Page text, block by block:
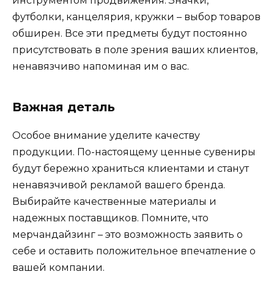
футболки, канцелярия, кружки – выбор товаров
обширен. Все эти предметы будут постоянно
присутствовать в поле зрения ваших клиентов,
ненавязчиво напоминая им о вас.
Важная деталь
Особое внимание уделите качеству
продукции. По-настоящему ценные сувениры
будут бережно храниться клиентами и станут
ненавязчивой рекламой вашего бренда.
Выбирайте качественные материалы и
надежных поставщиков. Помните, что
мерчандайзинг – это возможность заявить о
себе и оставить положительное впечатление о
вашей компании.